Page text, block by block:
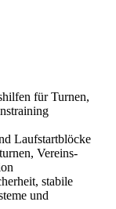
für Turnen,
Laufstartblöcke
Vereins-
stabile
und